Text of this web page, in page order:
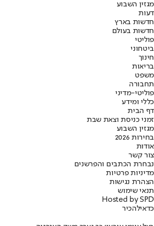
מגזין השבוע
דעות
חדשות בארץ
חדשות בעולם
פוליטי
ביטחוני
חינוך
בריאות
משפט
תחבורה
פוליטי-מדיני
כללי ומידע
דף הבית
זמני כניסת וצאת שבת
מגזין השבוע
בחירות 2026
אודות
צור קשר
נבחרת הכתבים והפרשנים
מדיניות פרטיות
הצהרת נגישות
תנאי שימוש
Hosted by SPD
כדאילהכיר